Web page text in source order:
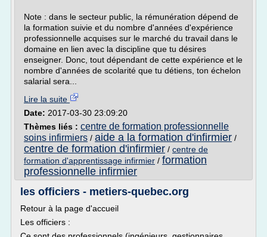
Note : dans le secteur public, la rémunération dépend de
la formation suivie et du nombre d'années d'expérience
professionnelle acquises sur le marché du travail dans le
domaine en lien avec la discipline que tu désires
enseigner. Donc, tout dépendant de cette expérience et le
nombre d'années de scolarité que tu détiens, ton échelon
salarial sera...
Lire la suite
Date: 2017-03-30 23:09:20
Thèmes liés : centre de formation professionnelle
soins infirmiers / aide a la formation d'infirmier /
centre de formation d'infirmier / centre de
formation d'apprentissage infirmier / formation
professionnelle infirmier
les officiers - metiers-quebec.org
Retour à la page d'accueil
Les officiers :